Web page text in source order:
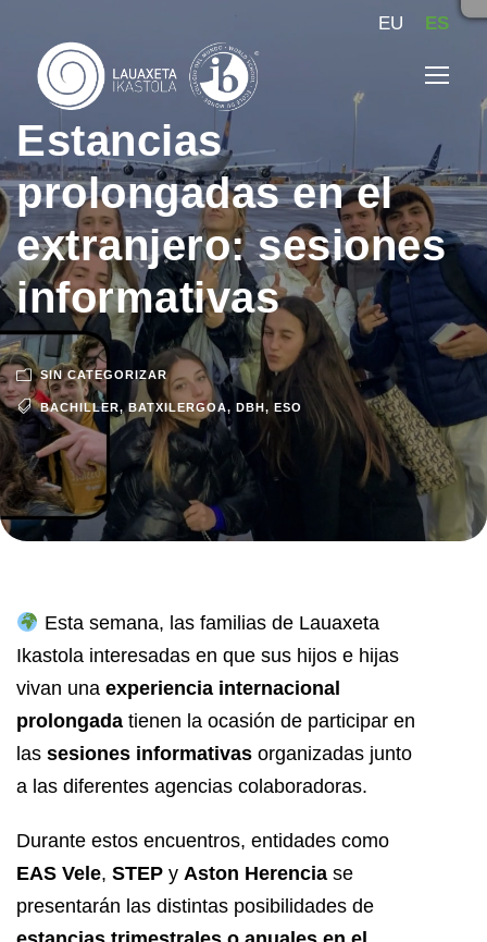
EU ES
Estancias
prolongadas en el
extranjero: sesiones
informativas
SIN CATEGORIZAR
BACHILLER, BATXILERGOA, DBH, ESO
Esta semana, las familias de Lauaxeta
Ikastola interesadas en que sus hijos e hijas
vivan una experiencia internacional
prolongada tienen la ocasión de participar en
las sesiones informativas organizadas junto
a las diferentes agencias colaboradoras.
Durante estos encuentros, entidades como
EAS Vele, STEP y Aston Herencia se
presentarán las distintas posibilidades de